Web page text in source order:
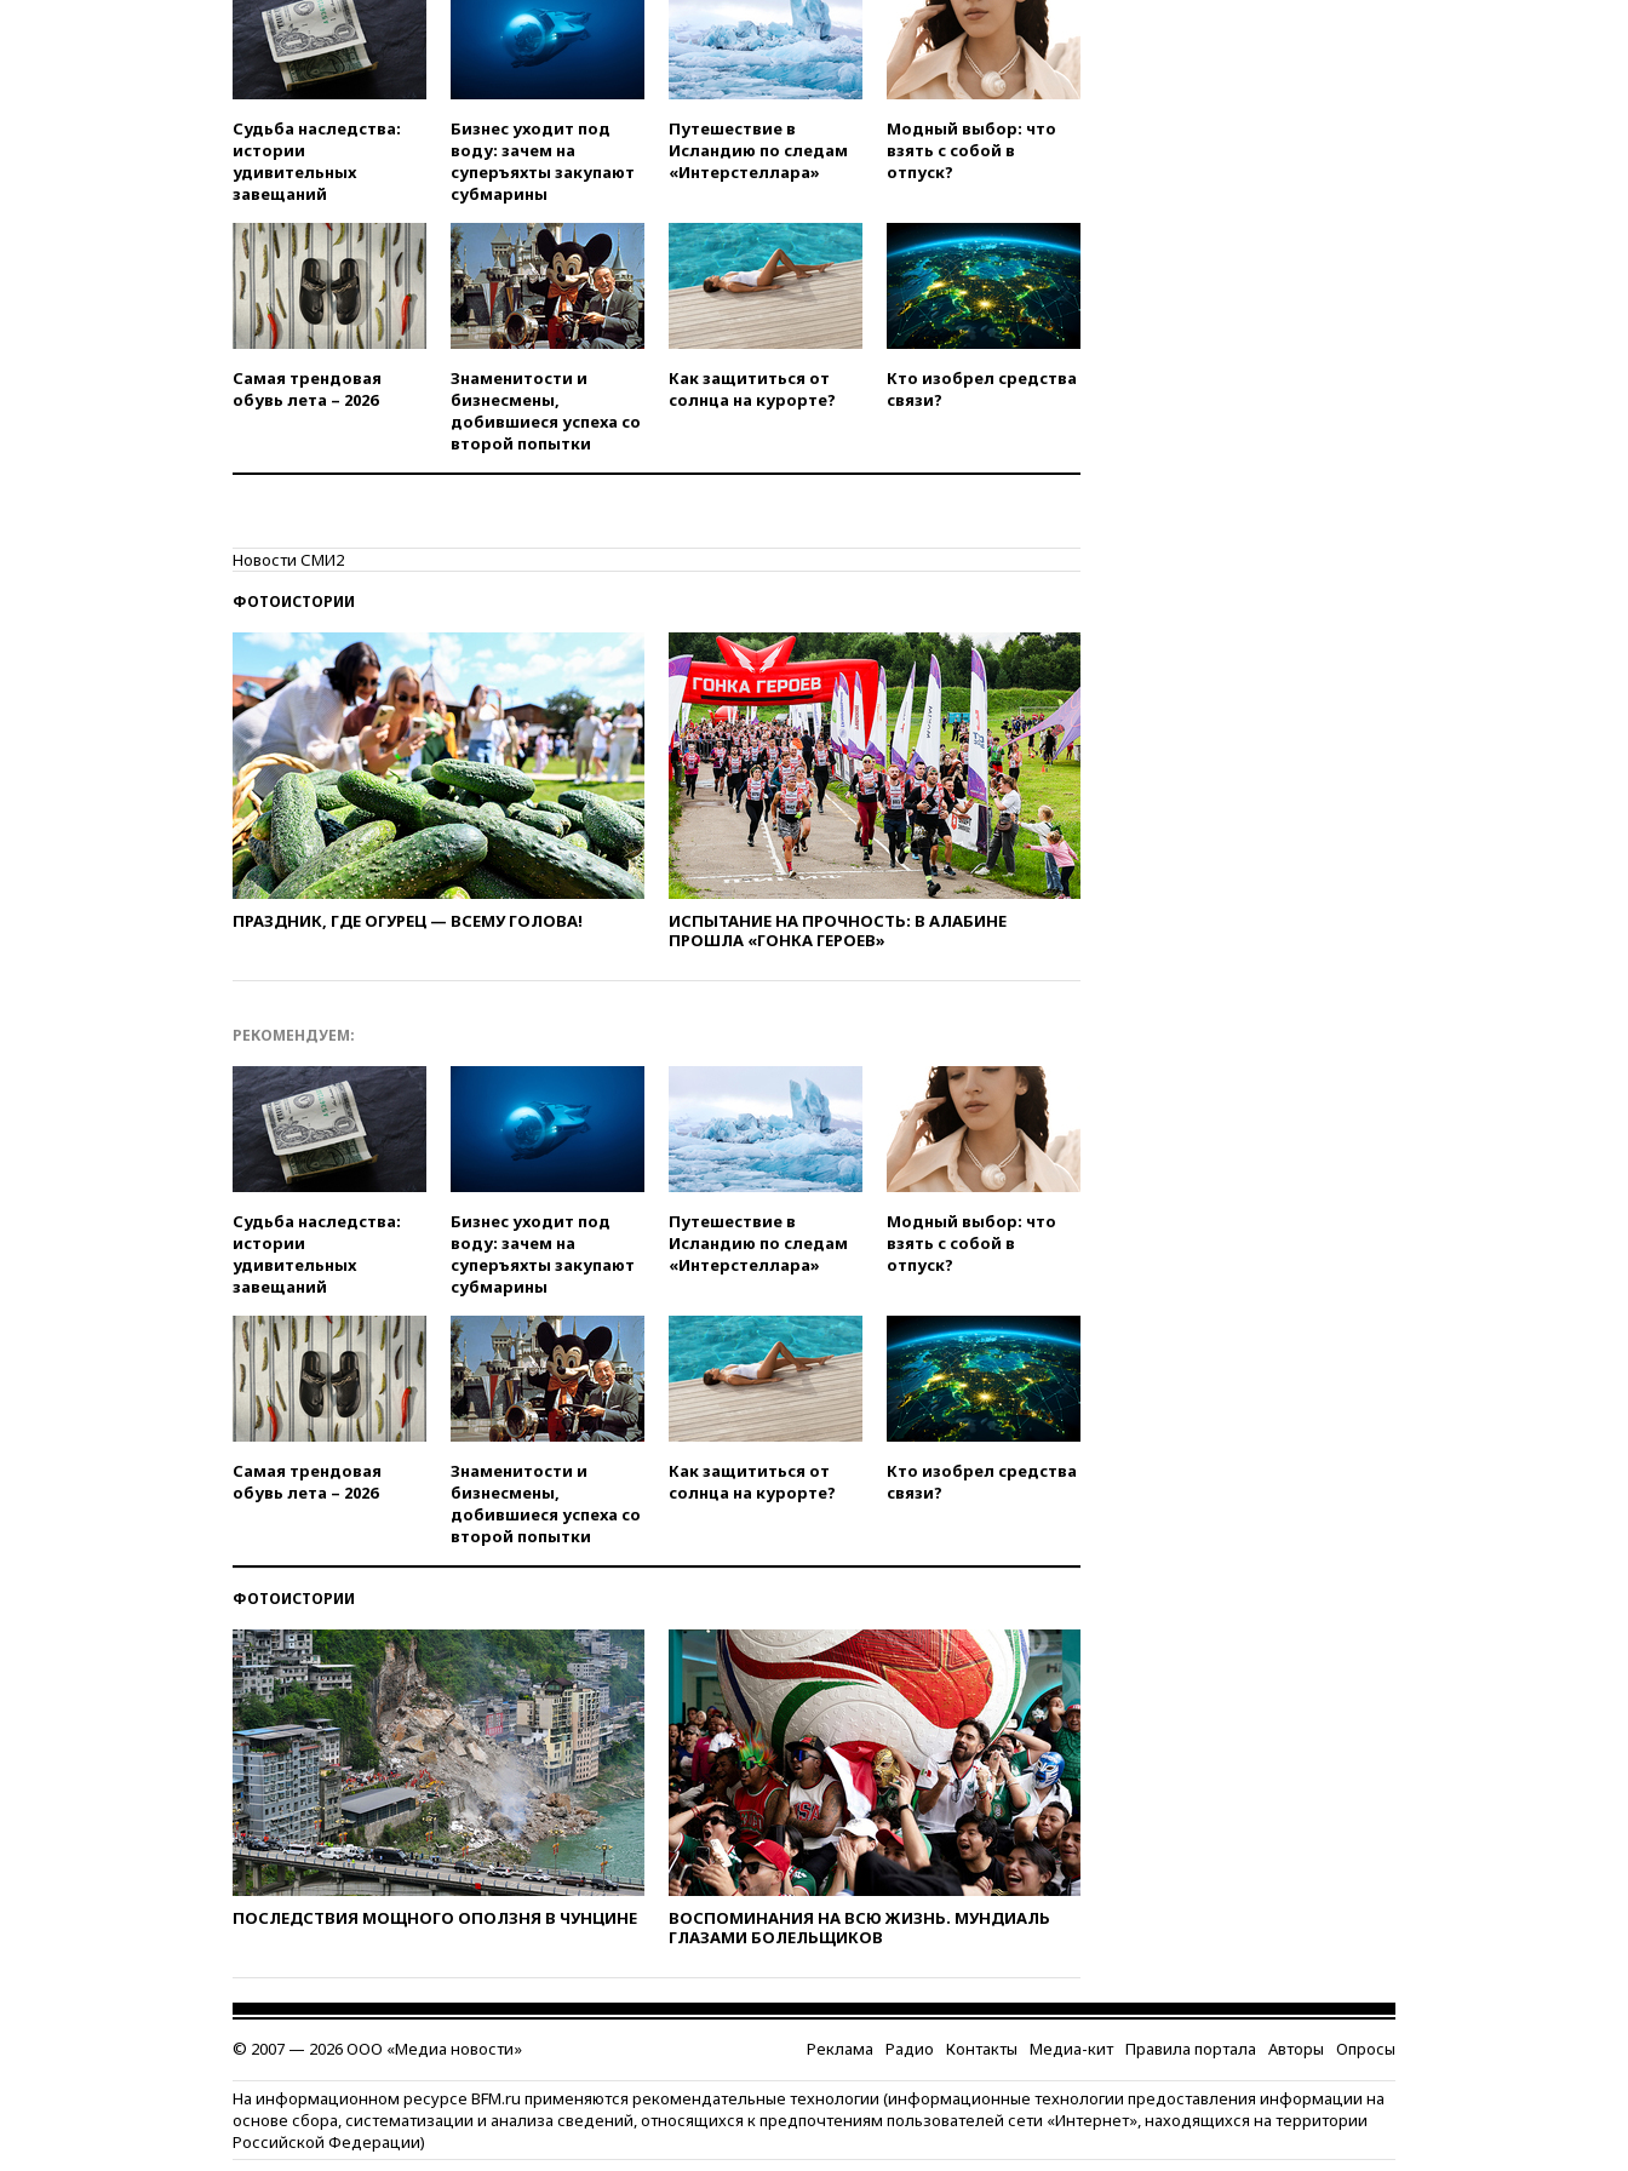
вчера, 22:50Российский
режиссер Кирилл Соколов
снимет триллер для Netflix
вчера, 22:20
Турция призвала
к мораторию на удары по
торговым судам в Черном
вчера, 21:43Экс-
председатель Верховного
суда Венгрии согласился стать
президентом республики
вчера, 20:58Финляндия
введет экзамен для
претендентов на получение
гражданства
беспилотник, скорее всего,
Иран в атаке на судно
нефтяной компании ADNOC в
вчера, 18:56«Газпром»: объем
газа в европейских подземных
хранилищах достиг
антирекорда
вчера, 18:25 ТАСС: Уиткофф и
Кушнер могут вскоре посетить
Москву и Киев
вчера, 17:43 «Тиса» выдвинула
экс-председателя Верховного
суда на пост президента
Венгрии
вчера, 16:50Politico: «Газовая
авантюра Германии ставит под
При атаке БПЛА в
Белгородской области погиб
мирный житель
вчера, 14:54
В Аргентине умер
отец футболиста Лионеля
вчера, 14:43Турция
ограничила судоходство в
вчера, 14:20Генпрокурором
США стал Тодд Бланш
вчера, 13:37Пляжи
Геленджика закрыты из-за
опасности БПЛА
вчера, 13:03 Испания ввела
погранконтроль для
Ильском НПЗ, вызванное
вчера, 11:47Суд оставил под
арестом Rolls-Royce блогера
Лерчек
вчера, 11:07При
столкновении катера и лодки
под Самарой погибли два
человека
вчера, 10:27Движение по
трассе «Новороссия»
восстановлено
вчера, 09:55Силы ПВО
перехватили за утро 85 БПЛА
над территорией РФ
вчера, 09:25Ильский НПЗ на
Кубани загорелся после
падения обломков дрона
вчера, 08:57Собянин
сообщил о девяти БПЛА,
сбитых на подлете к Москве
почти 400 БПЛА над
Судьба наследства:
истории
удивительных
завещаний
Бизнес уходит под
воду: зачем на
суперъяхты закупают
субмарины
Путешествие в
Исландию по следам
«Интерстеллара»
Модный выбор: что
взять с собой в
отпуск?
Самая трендовая
обувь лета – 2026
Знаменитости и
бизнесмены,
добившиеся успеха со
второй попытки
Как защититься от
солнца на курорте?
Кто изобрел средства
связи?
Новости СМИ2
ФОТОИСТОРИИ
ПРАЗДНИК, ГДЕ ОГУРЕЦ — ВСЕМУ ГОЛОВА!
ИСПЫТАНИЕ НА ПРОЧНОСТЬ: В АЛАБИНЕ
ПРОШЛА «ГОНКА ГЕРОЕВ»
РЕКОМЕНДУЕМ:
Судьба наследства:
истории
удивительных
завещаний
Бизнес уходит под
воду: зачем на
суперъяхты закупают
субмарины
Путешествие в
Исландию по следам
«Интерстеллара»
Модный выбор: что
взять с собой в
отпуск?
Самая трендовая
обувь лета – 2026
Знаменитости и
бизнесмены,
добившиеся успеха со
второй попытки
Как защититься от
солнца на курорте?
Кто изобрел средства
связи?
ФОТОИСТОРИИ
ПОСЛЕДСТВИЯ МОЩНОГО ОПОЛЗНЯ В ЧУНЦИНЕ
ВОСПОМИНАНИЯ НА ВСЮ ЖИЗНЬ. МУНДИАЛЬ
ГЛАЗАМИ БОЛЕЛЬЩИКОВ
© 2007 — 2026 ООО «Медиа новости» Реклама Радио Контакты Медиа-кит Правила портала Авторы Опросы
На информационном ресурсе BFM.ru применяются рекомендательные технологии (информационные технологии предоставления информации на
основе сбора, систематизации и анализа сведений, относящихся к предпочтениям пользователей сети «Интернет», находящихся на территории
Российской Федерации)